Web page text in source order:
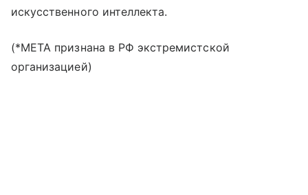
искусственного интеллекта.
(*META признана в РФ экстремистской
организацией)